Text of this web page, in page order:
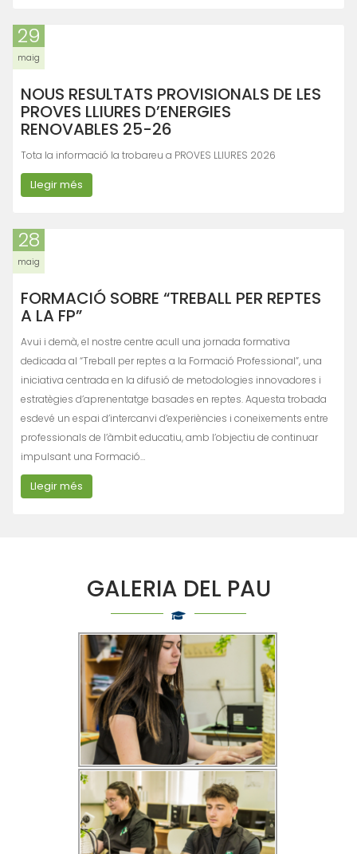
29
maig
NOUS RESULTATS PROVISIONALS DE LES
PROVES LLIURES D’ENERGIES
RENOVABLES 25-26
Tota la informació la trobareu a PROVES LLIURES 2026
Llegir més
28
maig
FORMACIÓ SOBRE “TREBALL PER REPTES
A LA FP”
Avui i demà, el nostre centre acull una jornada formativa
dedicada al “Treball per reptes a la Formació Professional”, una
iniciativa centrada en la difusió de metodologies innovadores i
estratègies d’aprenentatge basades en reptes. Aquesta trobada
esdevé un espai d’intercanvi d’experiències i coneixements entre
professionals de l’àmbit educatiu, amb l’objectiu de continuar
impulsant una Formació…
Llegir més
GALERIA DEL PAU